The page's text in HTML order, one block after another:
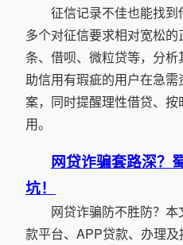
征信记录不佳也能找
多个对征信要求相对宽松
条、借呗、微粒贷等，分
助信用有瑕疵的用户在急
案，同时提醒理性借贷、
用。
网贷诈骗套路深？
坑！
网贷诈骗防不胜防？
款平台、APP贷款、办理